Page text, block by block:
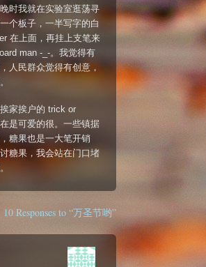
时我就在实验室逛荡寻
个板子，一半写字的白
在上面，再挂上支笔来
man -_-。我觉得有
人民群众觉得有创意，
家挨户的 trick or
是可爱的很。一些镇据
糖果也是一大笔开销
糖果，我会站在门口堵
10 Responses to “万圣节哟”